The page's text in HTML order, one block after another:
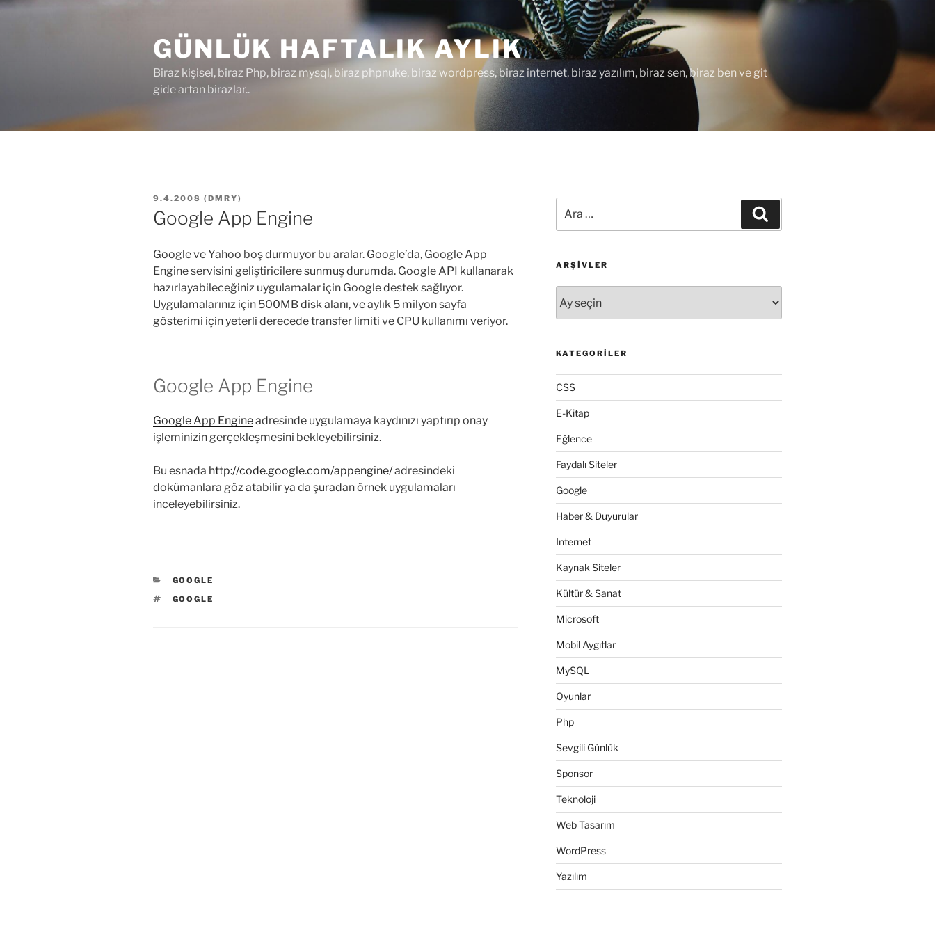
İçeriğe
GÜNLÜK HAFTALIK AYLIK
Biraz kişisel, biraz Php, biraz mysql, biraz phpnuke, biraz wordpress, biraz internet, biraz yazılım, biraz sen, biraz ben ve git
gide artan birazlar..
YAYIM
TARIHI
9.4.2008 ( DMRY)
Google App Engine
Google ve Yahoo boş durmuyor bu aralar. Google’da, Google App
Engine servisini geliştiricilere sunmuş durumda. Google API kullanarak
hazırlayabileceğiniz uygulamalar için Google destek sağlıyor.
Uygulamalarınız için 500MB disk alanı, ve aylık 5 milyon sayfa
gösterimi için yeterli derecede transfer limiti ve CPU kullanımı veriyor.
Google App Engine
Google App Engineadresinde uygulamaya kaydınızı yaptırıp onay
işleminizin gerçekleşmesini bekleyebilirsiniz.
Bu esnada http://code.google.com/appengine/adresindeki
dokümanlara göz atabilir ya da şuradan örnek uygulamaları
inceleyebilirsiniz.
KATEGORILER
GOOGLE
ETIKETLER
GOOGLE
ARŞIVLER
KATEGORILER
CSS
E-Kitap
Eğlence
Faydalı Siteler
Google
Haber & Duyurular
Internet
Kaynak Siteler
Kültür & Sanat
Microsoft
Mobil Aygıtlar
MySQL
Oyunlar
Php
Sevgili Günlük
Sponsor
Teknoloji
Web Tasarım
WordPress
Yazılım